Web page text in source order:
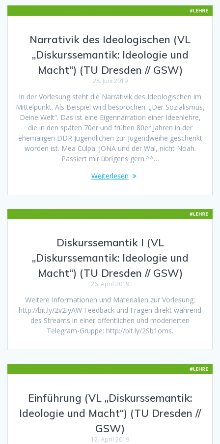
Narrativik des Ideologischen (VL
„Diskurssemantik: Ideologie und
Macht“) (TU Dresden // GSW)
28. Juni 2019
In der Vorlesung steht die Narrativik des Ideologischen im
Mittelpunkt. Als Beispiel wird besprochen: „Der Sozialismus,
Deine Welt“. Das ist eine Eigennarration einer Ideenlehre,
die in den späten 70er und frühen 80er Jahren in der
ehemaligen DDR Jugendlichen zur Jugendweihe geschenkt
worden ist. Mea Culpa: JONA und der Wal, nicht Noah.
Passiert mir übrigens gern.^^…
Weiterlesen
Diskurssemantik I (VL
„Diskurssemantik: Ideologie und
Macht“) (TU Dresden // GSW)
26. April 2019
Weitere Informationen und Materialien zur Vorlesung:
http://bit.ly/2v2IyAW Feedback und Fragen direkt während
des Streams in einer öffentlichen und moderierten
Telegram-Gruppe: http://bit.ly/2Sb1oms.
Einführung (VL „Diskurssemantik:
Ideologie und Macht“) (TU Dresden //
GSW)
12. April 2019